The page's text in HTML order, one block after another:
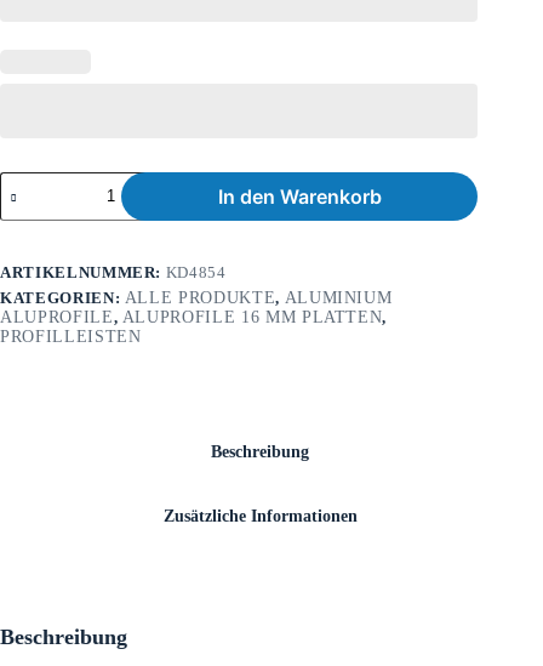
In den Warenkorb
ARTIKELNUMMER: KD4854
KATEGORIEN: ALLE PRODUKTE, ALUMINIUM
ALUPROFILE, ALUPROFILE 16 MM PLATTEN,
PROFILLEISTEN
Beschreibung
Zusätzliche Informationen
Beschreibung